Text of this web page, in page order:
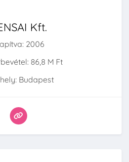
Kft.
2006
86,8 M Ft
Budapest